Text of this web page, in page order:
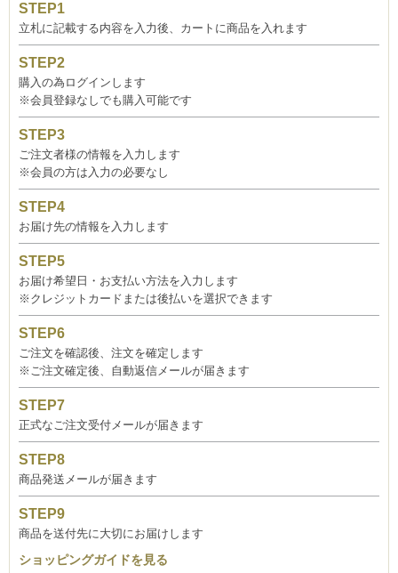
立札に記載する内容を入力後、カートに商品を入れます
購入の為ログインします
※会員登録なしでも購入可能です
ご注文者様の情報を入力します
※会員の方は入力の必要なし
お届け先の情報を入力します
お届け希望日・お支払い方法を入力します
※クレジットカードまたは後払いを選択できます
ご注文を確認後、注文を確定します
※ご注文確定後、自動返信メールが届きます
正式なご注文受付メールが届きます
商品発送メールが届きます
商品を送付先に大切にお届けします
ショッピングガイドを見る